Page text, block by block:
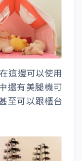
這邊可以使用
還有美腿機可
至可以跟櫃台